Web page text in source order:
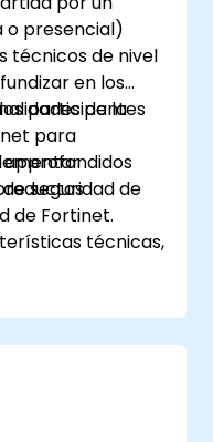
informes
o presencial)
técnicos de nivel
en los
de la
para
seguridad de
participantes
de Fortinet.
técnicas,
producto
solucionar
de Fortinet
Fortinet para